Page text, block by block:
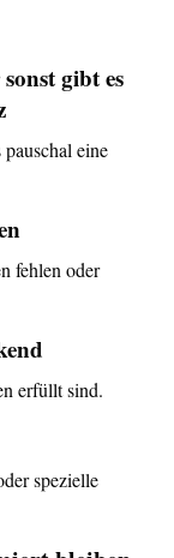
gibt es
eine
fehlen oder
erfüllt sind.
spezielle